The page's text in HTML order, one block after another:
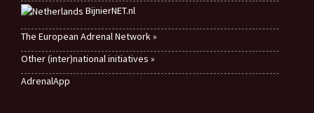
BijnierNET.nl
The European Adrenal Network »
Other (inter)national initiatives »
AdrenalApp